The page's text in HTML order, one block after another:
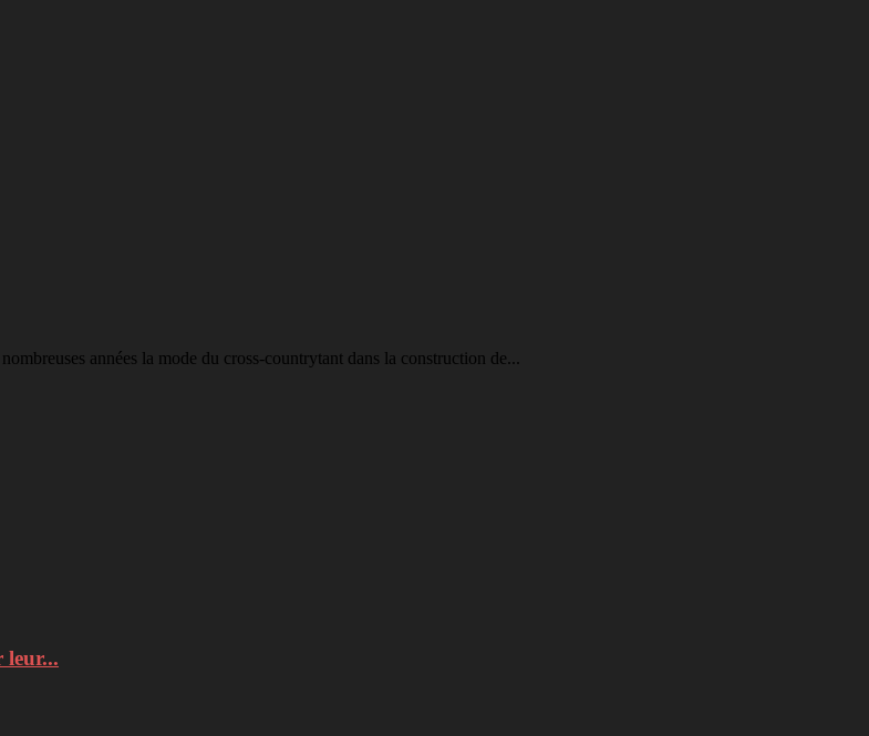
années la mode du cross-countrytant dans la construction de...
leur...